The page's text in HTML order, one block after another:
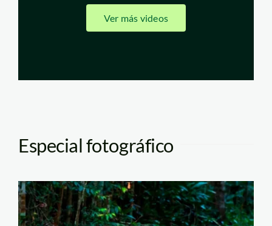
Ver más videos
Especial fotográfico